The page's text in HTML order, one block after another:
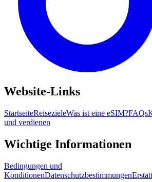
Website-Links
StartseiteReisezieleWas ist eine eSIM?FAQs
und verdienen
Wichtige Informationen
Bedingungen und
KonditionenDatenschutzbestimmungen